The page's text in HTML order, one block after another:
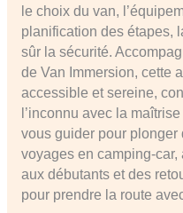
le choix du van,
planification des étapes,
sûr la sécurité.
de Van Immersion, cette
accessible et sereine,
l’inconnu avec la
vous guider pour plonger
voyages en camping-
aux débutants et des
pour prendre la route